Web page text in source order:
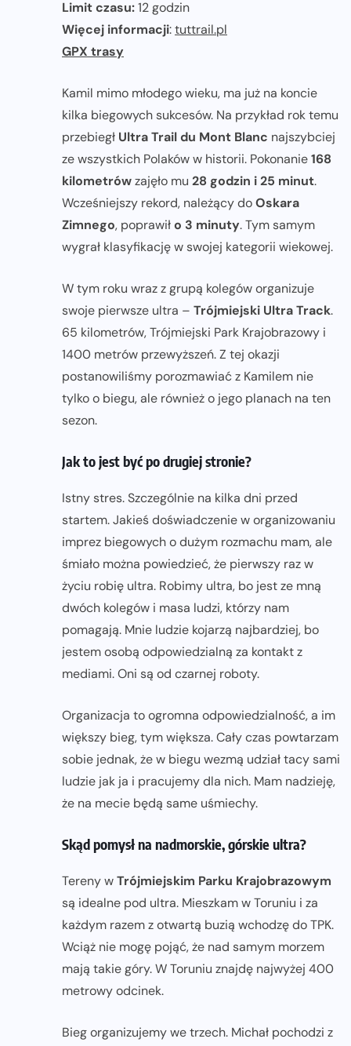
Limit czasu:12 godzin
Więcej informacji:tuttrail.pl
GPX trasy
Kamil mimo młodego wieku, ma już na koncie
kilka biegowych sukcesów. Na przykład rok temu
przebiegł Ultra Trail du Mont Blanc najszybciej
ze wszystkich Polaków w historii. Pokonanie168
kilometrówzajęło mu 28 godzin i 25 minut.
Wcześniejszy rekord, należący doOskara
Zimnego, poprawiło 3 minuty. Tym samym
wygrał klasyfikację w swojej kategorii wiekowej.
W tym roku wraz z grupą kolegów organizuje
swoje pierwsze ultra – Trójmiejski Ultra Track.
65 kilometrów, Trójmiejski Park Krajobrazowy i
1400 metrów przewyższeń. Z tej okazji
postanowiliśmy porozmawiać z Kamilem nie
tylko o biegu, ale również o jego planach na ten
sezon.
Jak to jest być po drugiej stronie?
Istny stres. Szczególnie na kilka dni przed
startem. Jakieś doświadczenie w organizowaniu
imprez biegowych o dużym rozmachu mam, ale
śmiało można powiedzieć, że pierwszy raz w
życiu robię ultra. Robimy ultra, bo jest ze mną
dwóch kolegów i masa ludzi, którzy nam
pomagają. Mnie ludzie kojarzą najbardziej, bo
jestem osobą odpowiedzialną za kontakt z
mediami. Oni są od czarnej roboty.
Organizacja to ogromna odpowiedzialność, a im
większy bieg, tym większa. Cały czas powtarzam
sobie jednak, że w biegu wezmą udział tacy sami
ludzie jak ja i pracujemy dla nich. Mam nadzieję,
że na mecie będą same uśmiechy.
Skąd pomysł na nadmorskie, górskie ultra?
Tereny wTrójmiejskim Parku Krajobrazowym
są idealne pod ultra. Mieszkam w Toruniu i za
każdym razem z otwartą buzią wchodzę do TPK.
Wciąż nie mogę pojąć, że nad samym morzem
mają takie góry. W Toruniu znajdę najwyżej 400
metrowy odcinek.
Bieg organizujemy we trzech. Michał pochodzi z